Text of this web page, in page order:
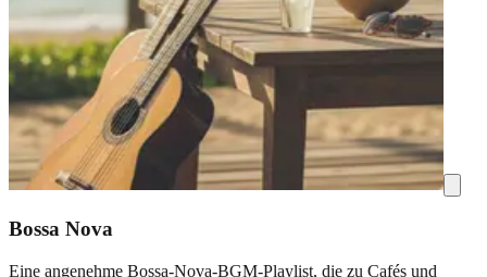
Bossa Nova
Eine angenehme Bossa-Nova-BGM-Playlist, die zu Cafés und